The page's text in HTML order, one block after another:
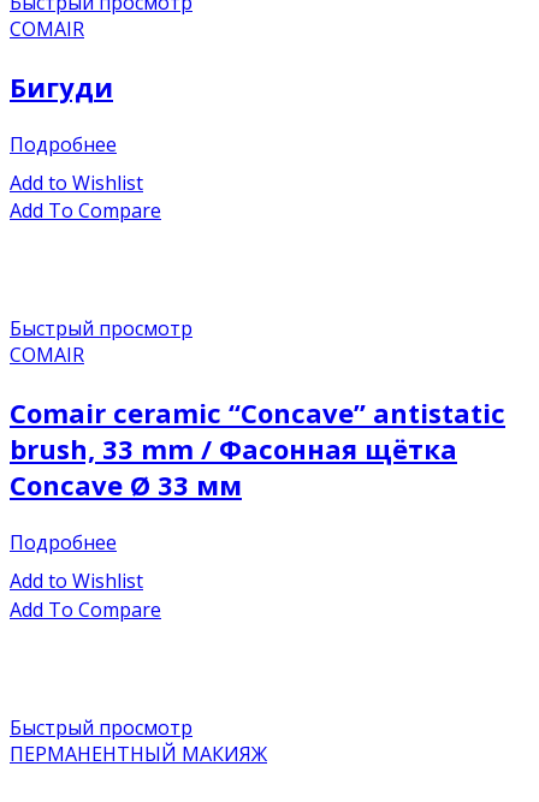
COMAIR
Бигуди
Подробнее
Add to Wishlist
Add To Compare
Быстрый просмотр
COMAIR
Comair ceramic “Concave” antistatic
brush, 33 mm / Фасонная щётка
Concave Ø 33 мм
Подробнее
Add to Wishlist
Add To Compare
Быстрый просмотр
ПЕРМАНЕНТНЫЙ МАКИЯЖ